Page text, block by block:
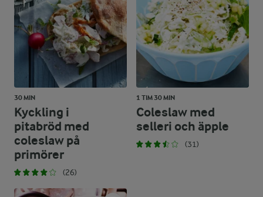
30 MIN
Kyckling i
pitabröd med
coleslaw på
primörer
(26)
1 TIM 30 MIN
Coleslaw med
selleri och äpple
(31)